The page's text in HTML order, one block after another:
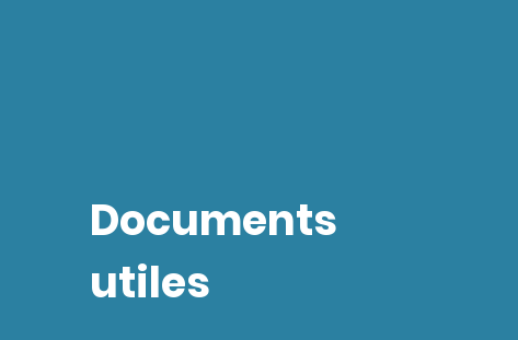
Documents
utiles